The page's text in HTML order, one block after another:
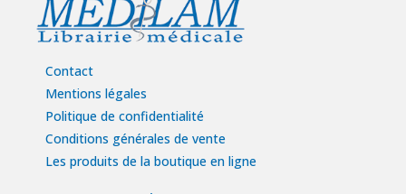
Contact
Mentions légales
Politique de confidentialité
Conditions générales de vente
Les produits de la boutique en ligne